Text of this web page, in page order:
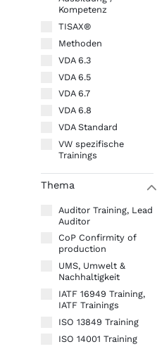
Kompetenz
TISAX®
Methoden
VDA 6.3
VDA 6.5
VDA 6.7
VDA 6.8
VDA Standard
VW spezifische
Trainings
Thema W
Auditor Training, Lead
Auditor
CoP Confirmity of
production
UMS, Umwelt &
Nachhaltigkeit
IATF 16949 Training,
IATF Trainings
ISO 13849 Training
ISO 14001 Training